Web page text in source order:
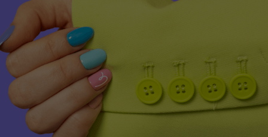
Почему Pinup?
РЕНТАБЕЛЬНОСТЬ БИЗНЕСА 25-
30%
СТАБИЛЬНЫЙ СПРОС КРУГЛЫЙ